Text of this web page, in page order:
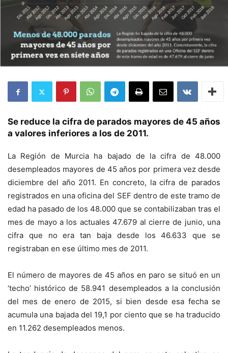
Se reduce la cifra de parados mayores de 45 años
a valores inferiores a los de 2011.
La Región de Murcia ha bajado de la cifra de 48.000
desempleados mayores de 45 años por primera vez desde
diciembre del año 2011. En concreto, la cifra de parados
registrados en una oficina del SEF dentro de este tramo de
edad ha pasado de los 48.000 que se contabilizaban tras el
mes de mayo a los actuales 47.679 al cierre de junio, una
cifra que no era tan baja desde los 46.633 que se
registraban en ese último mes de 2011.
El número de mayores de 45 años en paro se situó en un
‘techo’ histórico de 58.941 desempleados a la conclusión
del mes de enero de 2015, si bien desde esa fecha se
acumula una bajada del 19,1 por ciento que se ha traducido
en 11.262 desempleados menos.